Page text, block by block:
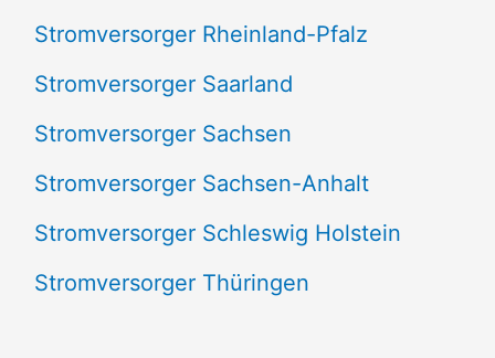
Stromversorger Rheinland-Pfalz
Stromversorger Saarland
Stromversorger Sachsen
Stromversorger Sachsen-Anhalt
Stromversorger Schleswig Holstein
Stromversorger Thüringen